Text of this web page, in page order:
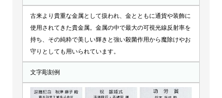
古来より貴重な金属として扱われ、金とともに通貨や装飾に
使用されてきた貴金属。金属の中で最大の可視光線反射率を
持ち、その純粋で美しい輝きと強い殺菌作用から魔除けやお
守りとしても用いられています。
文字彫刻例